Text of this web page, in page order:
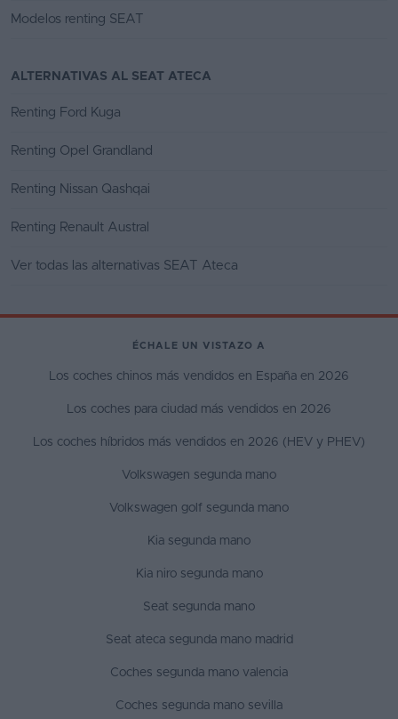
Modelos renting SEAT
ALTERNATIVAS AL SEAT ATECA
Renting Ford Kuga
Renting Opel Grandland
Renting Nissan Qashqai
Renting Renault Austral
Ver todas las alternativas SEAT Ateca
ÉCHALE UN VISTAZO A
Los coches chinos más vendidos en España en 2026
Los coches para ciudad más vendidos en 2026
Los coches híbridos más vendidos en 2026 (HEV y PHEV)
Volkswagen segunda mano
Volkswagen golf segunda mano
Kia segunda mano
Kia niro segunda mano
Seat segunda mano
Seat ateca segunda mano madrid
Coches segunda mano valencia
Coches segunda mano sevilla